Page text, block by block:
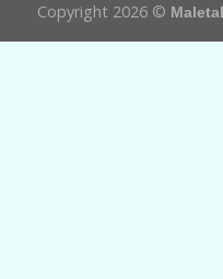
Copyright 2026 ©